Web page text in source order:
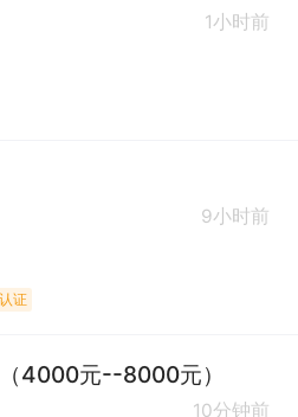
1小时前
9小时前
认证
4000元--8000元）
10分钟前